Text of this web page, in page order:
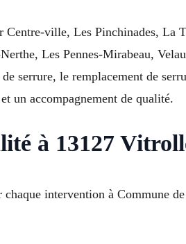
ville, Les Pinchinades, La
Les Pennes-Mirabeau,
serrure, le remplacement de
un accompagnement de qualité.
à 13127
chaque intervention à Commune